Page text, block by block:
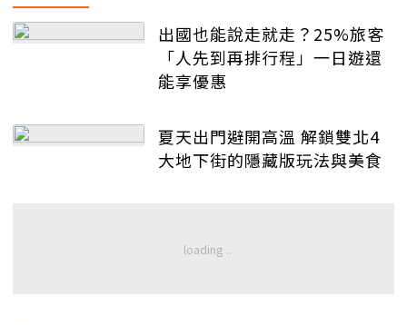
出國也能說走就走？25%旅客
「人先到再排行程」一日遊還
能享優惠
夏天出門避開高溫 解鎖雙北4
大地下街的隱藏版玩法與美食